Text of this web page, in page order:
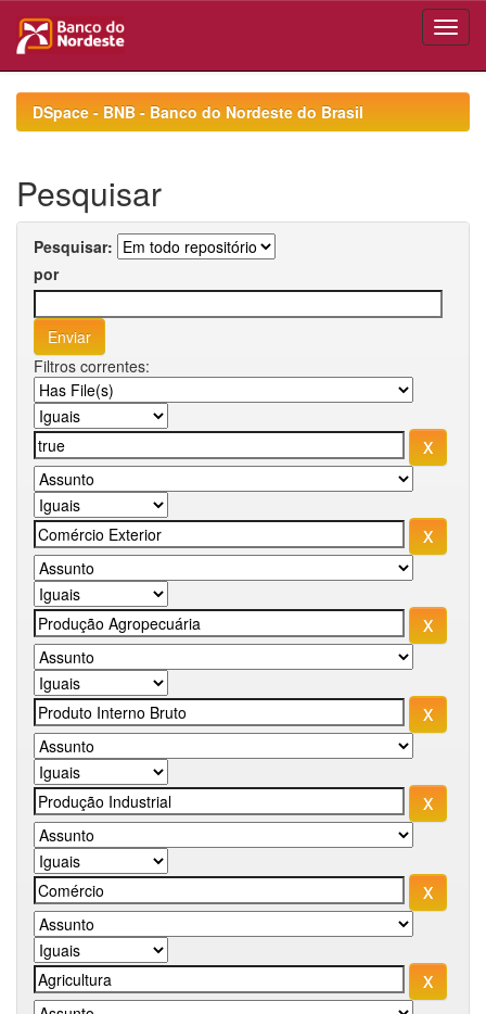
navigationDSpace - BNB - Banco do Nordeste do Brasil
Pesquisar
Pesquisar:
por
Filtros correntes: